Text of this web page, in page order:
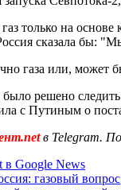
только на
сказала бы:
газа или,
решено
с Путиным о
в Telegram.
в Google News
газовый вопрос